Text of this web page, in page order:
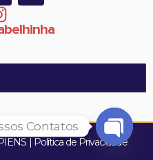
| Política de Privacidade
Contatos
Open